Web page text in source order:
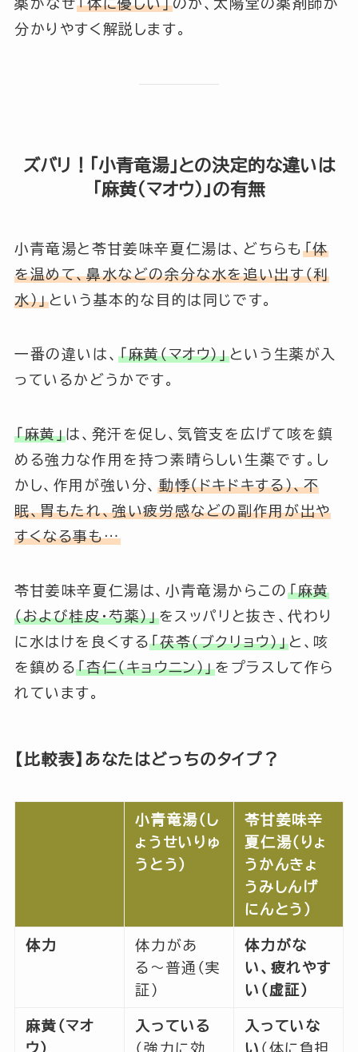
薬がなぜ「体に優しい」のか、太陽堂の薬剤師が
分かりやすく解説します。
ズバリ！「小青竜湯」との決定的な違いは
「麻黄（マオウ）」の有無
小青竜湯と苓甘姜味辛夏仁湯は、どちらも 「体
を温めて、鼻水などの余分な水を追い出す（利
水）」という基本的な目的は同じです。
一番の違いは、「麻黄（マオウ）」という生薬が入
っているかどうかです。
「麻黄」は、発汗を促し、気管支を広げて咳を鎮
める強力な作用を持つ素晴らしい生薬です。し
かし、作用が強い分、動悸（ドキドキする）、不
眠、胃もたれ、強い疲労感などの副作用が出や
すくなる事も…
苓甘姜味辛夏仁湯は、小青竜湯からこの 「麻黄
（および桂皮・芍薬）」をスッパリと抜き、代わり
に水はけを良くする「茯苓（ブクリョウ）」 と、咳
を鎮める「杏仁（キョウニン）」をプラスして作ら
れています。
【比較表】あなたはどっちのタイプ？
小青竜湯（し
ょうせいりゅ
うとう）
苓甘姜味辛
夏仁湯（りょ
うかんきょ
うみしんげ
にんとう）
体力
体力があ
る〜普通（実
証）
体力がな
い、疲れやす
い（虚証）
麻黄（マオ
ウ）
入っている
（強力に効
入っていな
い （体に負担